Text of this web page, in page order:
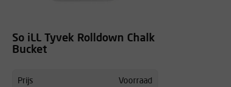
So iLL Tyvek Rolldown Chalk
Bucket
Prijs Voorraad